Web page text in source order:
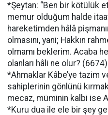
*Şeytan: “Ben bir kötülük
memur olduğum halde
hareketimden hâlâ
olmasını, yani; Hakkın
olmamı beklerim. Acaba
olanları hâli ne olur? (6674)
*Ahmaklar Kâbe’ye tazim
sahiplerinin gönlünü
mecaz, müminin kalbi ise
*Kuru dua ile ele bir şey